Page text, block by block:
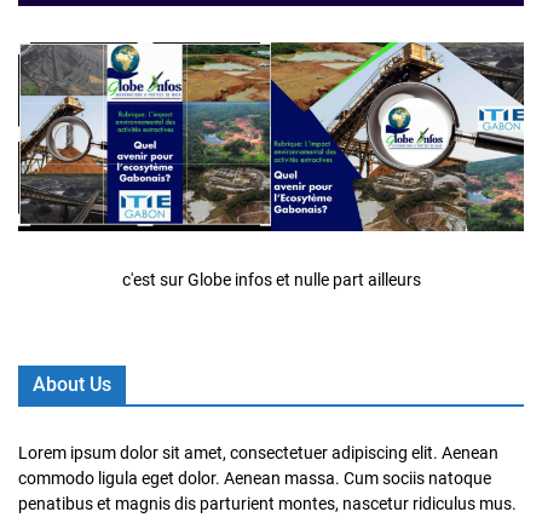
c'est sur Globe infos et nulle part ailleurs
About Us
Lorem ipsum dolor sit amet, consectetuer adipiscing elit. Aenean
commodo ligula eget dolor. Aenean massa. Cum sociis natoque
penatibus et magnis dis parturient montes, nascetur ridiculus mus.